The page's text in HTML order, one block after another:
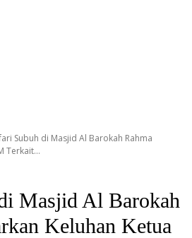
Subuh di Masjid Al Barokah Rahma
Terkait...
Masjid Al Barokah
Keluhan Ketua